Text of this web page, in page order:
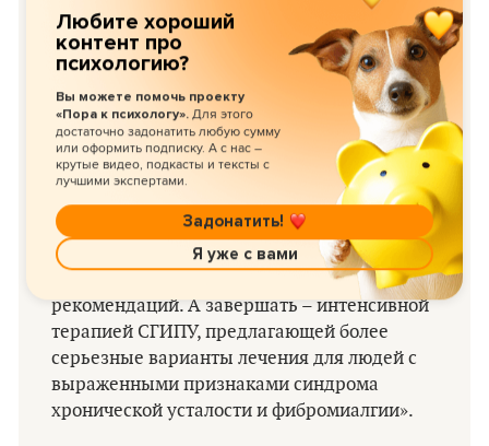
ключевых слов: сон, гормоны, инфекции,
питание и упражнения.
Чтобы забыть о проблемах с энергией,
большинству людей, испытывающих не
более чем повседневную усталость, вполне
достаточно следовать нескольким простым
советам в каждой из обозначенных пяти
областей. Каждую главу, посвященную
отдельной области нашей методики, мы
будем начинать именно с таких основных
рекомендаций. А завершать – интенсивной
терапией СГИПУ, предлагающей более
серьезные варианты лечения для людей с
выраженными признаками синдрома
хронической усталости и фибромиалгии».
Любите хороший
контент про
психологию?
Вы можете помочь проекту
«Пора к психологу». Для этого
достаточно задонатить любую сумму
или оформить подписку. А с нас –
крутые видео, подкасты и тексты с
лучшими экспертами.
Задонатить!
Я уже с вами